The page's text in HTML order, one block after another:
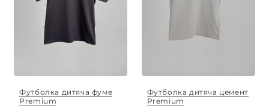
Футболка дитяча фуме
Premium
Футболка дитяча цемент
Premium